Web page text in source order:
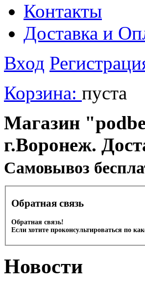
Контакты
Доставка и
Вход
Корзина: пуста
Магазин
г.Воронеж.
Cамовывоз
Обратная связь
Обратная связь!
Если хотите проконсультироваться по
Новости